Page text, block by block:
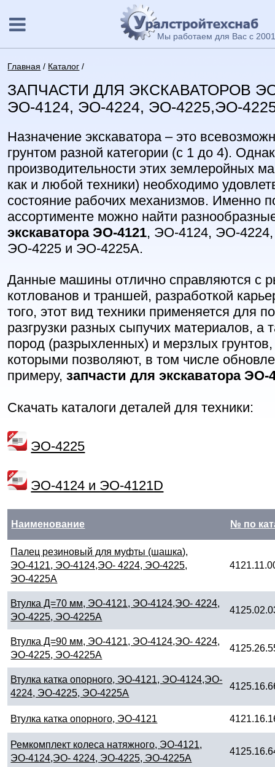
Мы работаем для Вас с
Главная / Каталог /
ЗАПЧАСТИ ДЛЯ ЭКСКАВАТОРОВ
ЭО-4124, ЭО-4224, ЭО-4225,ЭО-
Назначение экскаватора – это
грунтом разной категории (с 1 до 4).
производительности этих землеройных
как и любой техники) необходимо
состояние рабочих механизмов. Именно
ассортименте можно найти
экскаватора ЭО-4121, ЭО-4124, ЭО-4224,
ЭО-4225 и ЭО-4225А.
Данные машины отлично справляются с
котлованов и траншей, разработкой
того, этот вид техники применяется для
разгрузки разных сыпучих материалов, а
пород (разрыхленных) и мерзлых грунтов,
которыми позволяют, в том числе
примеру,запчасти для экскаватора ЭО-
Скачать каталоги деталей для техники:
ЭО-4225
ЭО-4124 и ЭО-4121D
Наименование № по
Палец резиновый для муфты (шашка),
ЭО-4121, ЭО-4124,ЭО- 4224, ЭО-4225,
ЭО-4225А
Втулка Д=70 мм, ЭО-4121, ЭО-4124,ЭО- 4224,
ЭО-4225, ЭО-4225А
Втулка Д=90 мм, ЭО-4121, ЭО-4124,ЭО- 4224,
ЭО-4225, ЭО-4225А
Втулка катка опорного, ЭО-4121, ЭО-4124,ЭО-
4224, ЭО-4225, ЭО-4225А
Втулка катка опорного, ЭО-4121
Ремкомплект колеса натяжного, ЭО-4121,
ЭО-4124,ЭО- 4224, ЭО-4225, ЭО-4225А